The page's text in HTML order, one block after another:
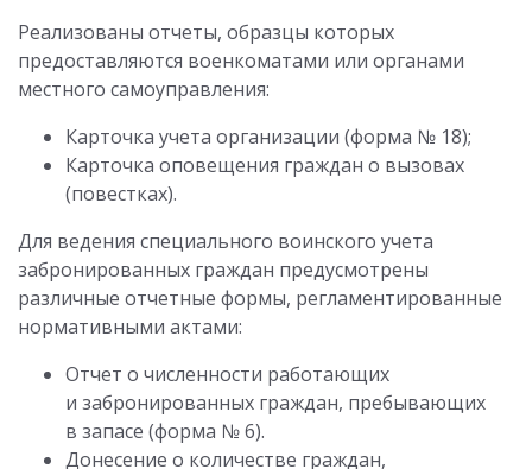
Реализованы отчеты, образцы которых
предоставляются военкоматами или органами
местного самоуправления:
Карточка учета организации (форма № 18);
Карточка оповещения граждан о вызовах
(повестках).
Для ведения специального воинского учета
забронированных граждан предусмотрены
различные отчетные формы, регламентированные
нормативными актами:
Отчет о численности работающих
и забронированных граждан, пребывающих
в запасе (форма № 6).
Донесение о количестве граждан,